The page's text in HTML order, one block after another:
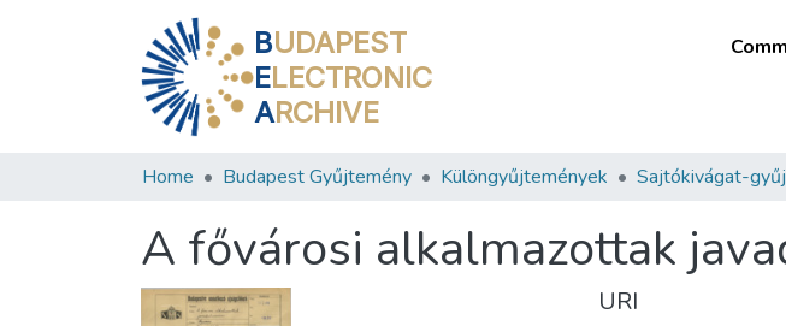
BUDAPEST
ELECTRONIC
ARCHIVE
Home Budapest Gyűjtemény Különgyűjtemények Sajtókivágat-
A fővárosi alkalmazottak
URI